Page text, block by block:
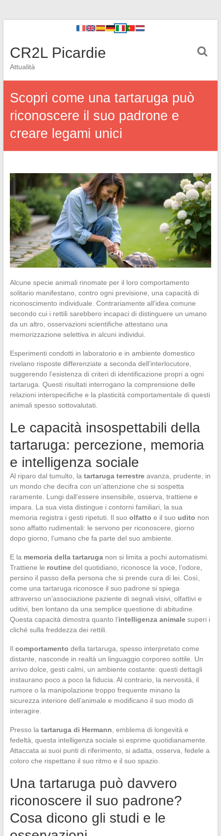
CR2L Picardie
Attualità
Scopri come una tartaruga può
riconoscere il suo padrone e
creare legami unici
Alcune specie animali rinomate per il loro comportamento
solitario manifestano, contro ogni previsione, una capacità di
riconoscimento individuale. Contrariamente all’idea comune
secondo cui i rettili sarebbero incapaci di distinguere un umano
da un altro, osservazioni scientifiche attestano una
memorizzazione selettiva in alcuni individui.
Esperimenti condotti in laboratorio e in ambiente domestico
rivelano risposte differenziate a seconda dell’interlocutore,
suggerendo l’esistenza di criteri di identificazione propri a ogni
tartaruga. Questi risultati interrogano la comprensione delle
relazioni interspecifiche e la plasticità comportamentale di questi
animali spesso sottovalutati.
Le capacità insospettabili della
tartaruga: percezione, memoria
e intelligenza sociale
Al riparo dal tumulto, la tartaruga terrestreavanza, prudente, in
un mondo che decifra con un’attenzione che si sospetta
raramente. Lungi dall’essere insensibile, osserva, trattiene e
impara. La sua vista distingue i contorni familiari, la sua
memoria registra i gesti ripetuti. Il suo olfatto e il suo udito non
sono affatto rudimentali: le servono per riconoscere, giorno
dopo giorno, l’umano che fa parte del suo ambiente.
E la memoria della tartaruganon si limita a pochi automatismi.
Trattiene le routinedel quotidiano, riconosce la voce, l’odore,
persino il passo della persona che si prende cura di lei. Così,
come una tartaruga riconosce il suo padrone si spiega
attraverso un’associazione paziente di segnali visivi, olfattivi e
uditivi, ben lontano da una semplice questione di abitudine.
Questa capacità dimostra quanto l’intelligenza animalesuperi i
cliché sulla freddezza dei rettili.
Il comportamento della tartaruga, spesso interpretato come
distante, nasconde in realtà un linguaggio corporeo sottile. Un
arrivo dolce, gesti calmi, un ambiente costante: questi dettagli
instaurano poco a poco la fiducia. Al contrario, la nervosità, il
rumore o la manipolazione troppo frequente minano la
sicurezza interiore dell’animale e modificano il suo modo di
interagire.
Presso la tartaruga di Hermann , emblema di longevità e
fedeltà, questa intelligenza sociale si esprime quotidianamente.
Attaccata ai suoi punti di riferimento, si adatta, osserva, fedele a
coloro che rispettano il suo ritmo e il suo spazio.
Una tartaruga può davvero
riconoscere il suo padrone?
Cosa dicono gli studi e le